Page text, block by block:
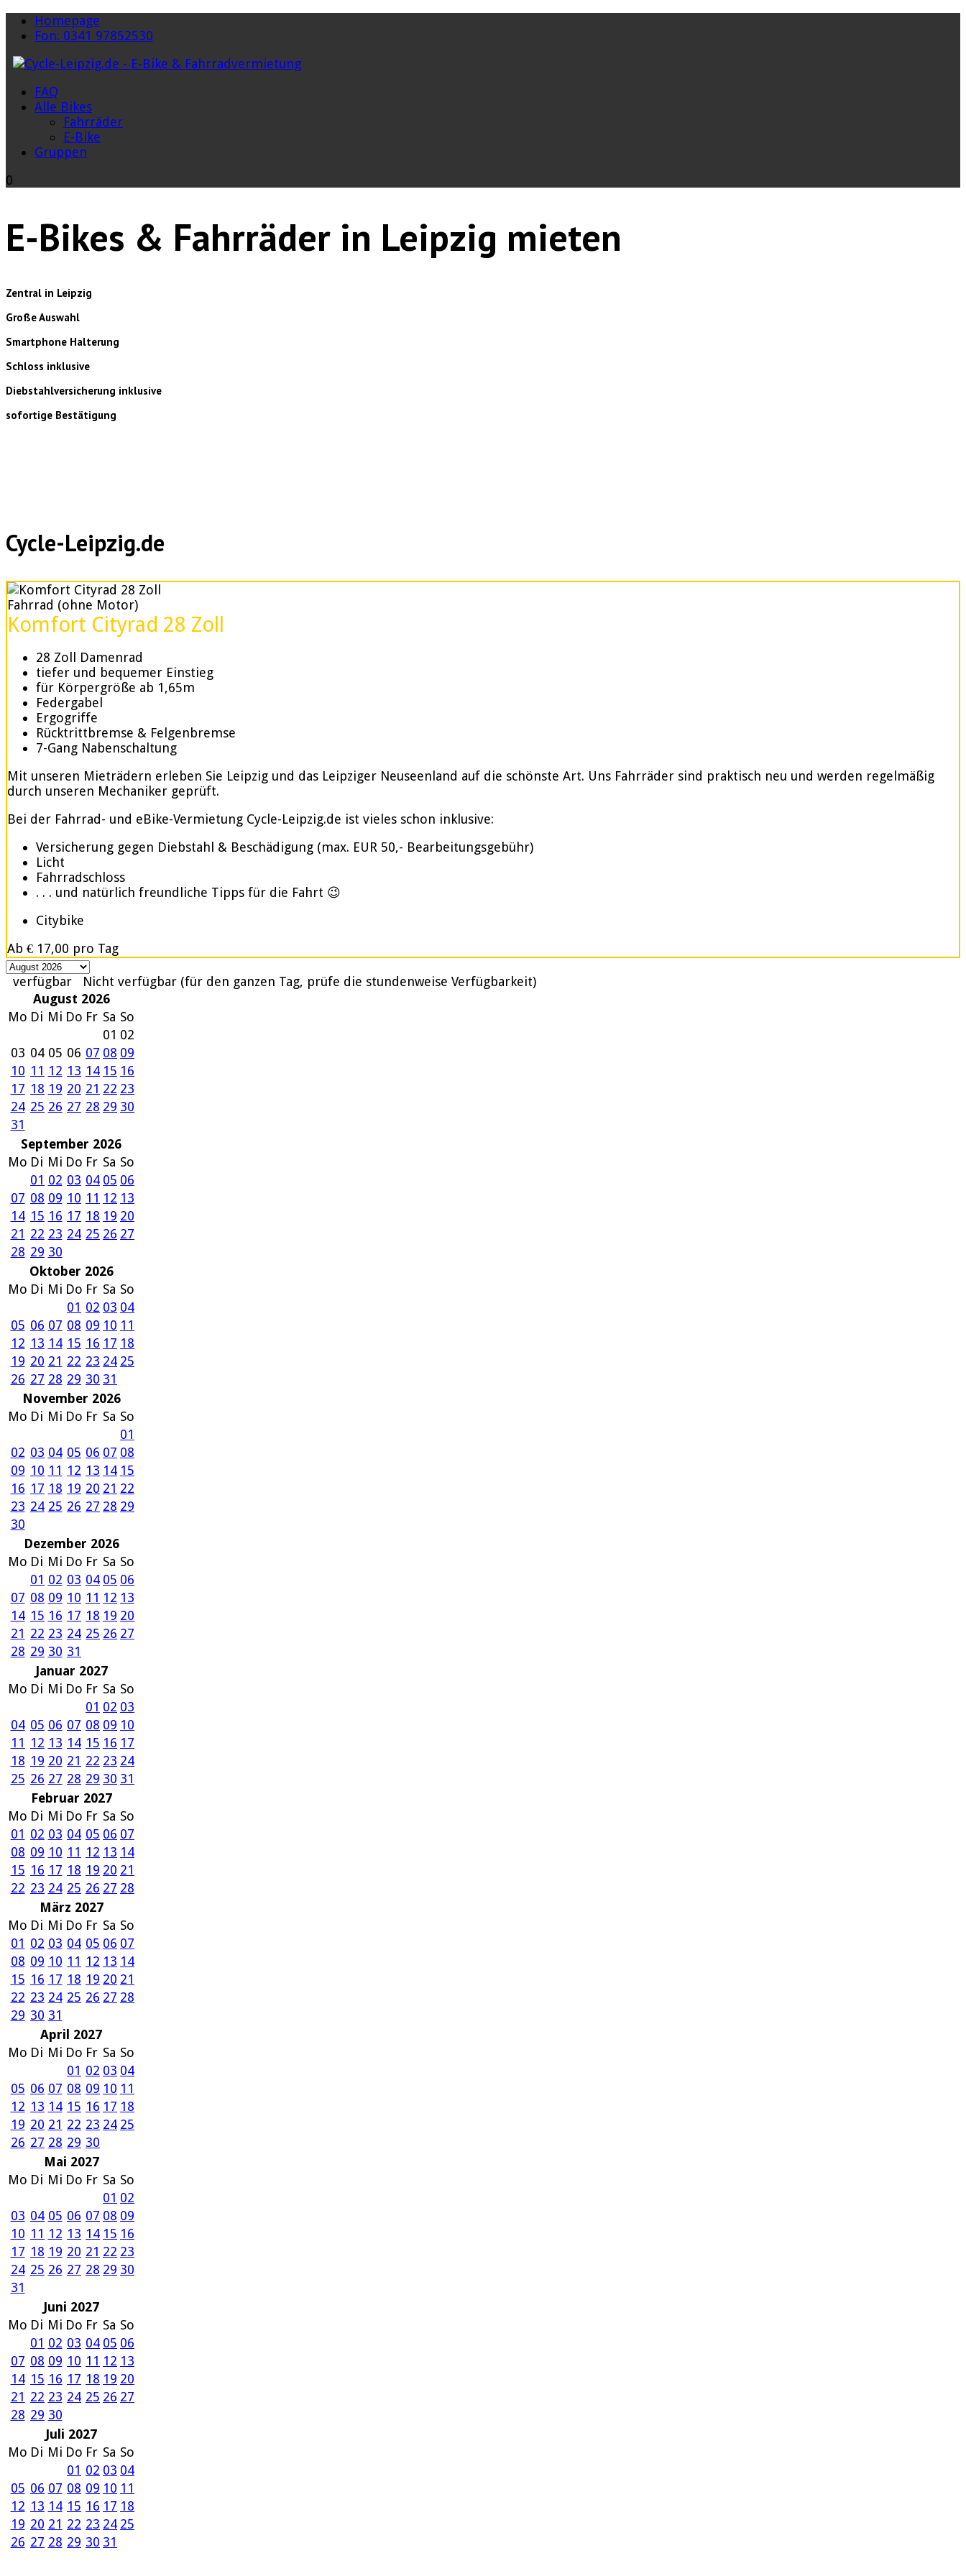
Homepage
Fon: 0341 97852530
FAQ
Alle Bikes
Fahrräder
E-Bike
Gruppen
0
E-Bikes & Fahrräder in Leipzig mieten
Zentral in Leipzig
Große Auswahl
Smartphone Halterung
Schloss inklusive
Diebstahlversicherung inklusive
sofortige Bestätigung
Cycle-Leipzig.de
Fahrrad (ohne Motor)
Komfort Cityrad 28 Zoll
28 Zoll Damenrad
tiefer und bequemer Einstieg
für Körpergröße ab 1,65m
Federgabel
Ergogriffe
Rücktrittbremse & Felgenbremse
7-Gang Nabenschaltung
Mit unseren Mieträdern erleben Sie Leipzig und das Leipziger Neuseenland auf die schönste Art. Uns Fahrräder sind praktisch neu und werden regelmäßig
durch unseren Mechaniker geprüft.
Bei der Fahrrad- und eBike-Vermietung Cycle-Leipzig.de ist vieles schon inklusive:
Versicherung gegen Diebstahl & Beschädigung (max. EUR 50,- Bearbeitungsgebühr)
Licht
Fahrradschloss
. . . und natürlich freundliche Tipps für die Fahrt 😉
Citybike
Ab € 17,00 pro Tag
verfügbar
Nicht verfügbar (für den ganzen Tag, prüfe die stundenweise Verfügbarkeit)
August 2026
Mo Di Mi Do Fr Sa So
01 02
03 04 05 06 07 08 09
10 11 12 13 14 15 16
17 18 19 20 21 22 23
24 25 26 27 28 29 30
31
September 2026
Mo Di Mi Do Fr Sa So
01 02 03 04 05 06
07 08 09 10 11 12 13
14 15 16 17 18 19 20
21 22 23 24 25 26 27
28 29 30
Oktober 2026
Mo Di Mi Do Fr Sa So
01 02 03 04
05 06 07 08 09 10 11
12 13 14 15 16 17 18
19 20 21 22 23 24 25
26 27 28 29 30 31
November 2026
Mo Di Mi Do Fr Sa So
01
02 03 04 05 06 07 08
09 10 11 12 13 14 15
16 17 18 19 20 21 22
23 24 25 26 27 28 29
30
Dezember 2026
Mo Di Mi Do Fr Sa So
01 02 03 04 05 06
07 08 09 10 11 12 13
14 15 16 17 18 19 20
21 22 23 24 25 26 27
28 29 30 31
Januar 2027
Mo Di Mi Do Fr Sa So
01 02 03
04 05 06 07 08 09 10
11 12 13 14 15 16 17
18 19 20 21 22 23 24
25 26 27 28 29 30 31
Februar 2027
Mo Di Mi Do Fr Sa So
01 02 03 04 05 06 07
08 09 10 11 12 13 14
15 16 17 18 19 20 21
22 23 24 25 26 27 28
März 2027
Mo Di Mi Do Fr Sa So
01 02 03 04 05 06 07
08 09 10 11 12 13 14
15 16 17 18 19 20 21
22 23 24 25 26 27 28
29 30 31
April 2027
Mo Di Mi Do Fr Sa So
01 02 03 04
05 06 07 08 09 10 11
12 13 14 15 16 17 18
19 20 21 22 23 24 25
26 27 28 29 30
Mai 2027
Mo Di Mi Do Fr Sa So
01 02
03 04 05 06 07 08 09
10 11 12 13 14 15 16
17 18 19 20 21 22 23
24 25 26 27 28 29 30
31
Juni 2027
Mo Di Mi Do Fr Sa So
01 02 03 04 05 06
07 08 09 10 11 12 13
14 15 16 17 18 19 20
21 22 23 24 25 26 27
28 29 30
Juli 2027
Mo Di Mi Do Fr Sa So
01 02 03 04
05 06 07 08 09 10 11
12 13 14 15 16 17 18
19 20 21 22 23 24 25
26 27 28 29 30 31